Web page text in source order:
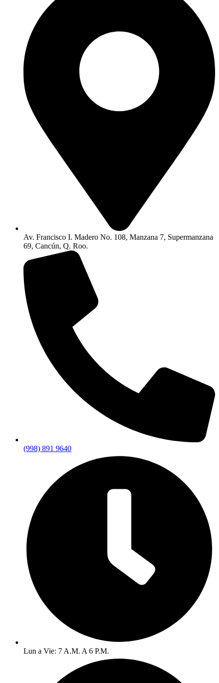
Av. Francisco I. Madero No. 108, Manzana 7, Supermanzana
69, Cancún, Q. Roo.
(998) 891 9640
Lun a Vie: 7 A.M. A 6 P.M.